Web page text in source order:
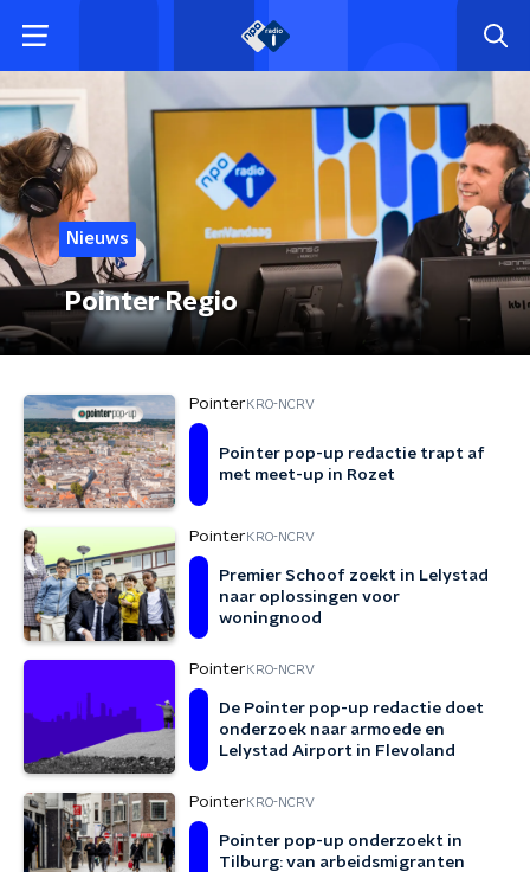
Nieuws
Pointer Regio
Pointer KRO-NCRV
Pointer pop-up redactie trapt af
met meet-up in Rozet
Pointer KRO-NCRV
Premier Schoof zoekt in Lelystad
naar oplossingen voor
woningnood
Pointer KRO-NCRV
De Pointer pop-up redactie doet
onderzoek naar armoede en
Lelystad Airport in Flevoland
Pointer KRO-NCRV
Pointer pop-up onderzoekt in
Tilburg: van arbeidsmigranten